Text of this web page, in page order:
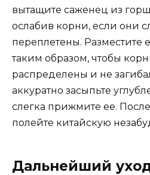
вытащите саженец из
ослабив корни, если они
переплетены. Разместите
таким образом, чтобы
распределены и не
аккуратно засыпьте
слегка прижмите ее.
полейте китайскую
Дальнейший